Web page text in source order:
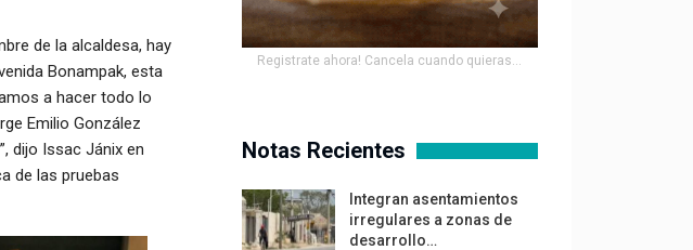
de la alcaldesa, hay
Bonampak, esta
a hacer todo lo
Emilio González
dijo Issac Jánix en
de las pruebas
Registrate ahora! Cancela cuando quieras...
Notas Recientes
Integran asentamientos
irregulares a zonas de
desarrollo…